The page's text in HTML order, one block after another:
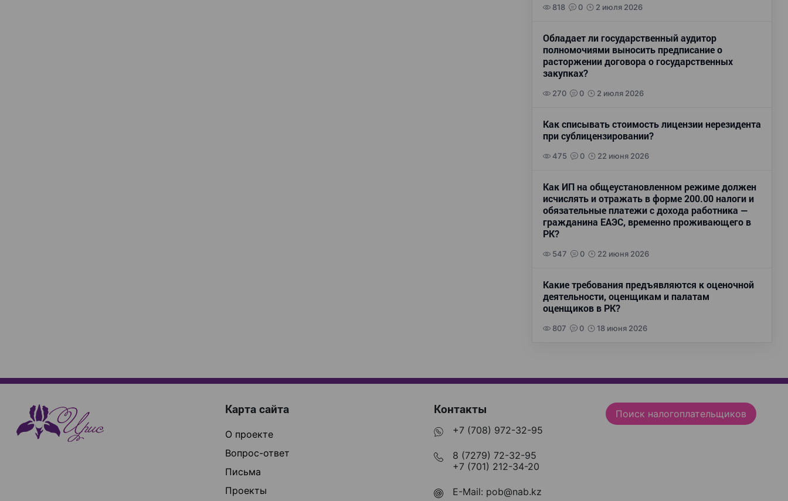
818 0 2 июля 2026
Обладает ли государственный аудитор
полномочиями выносить предписание о
расторжении договора о государственных
закупках?
270 0 2 июля 2026
Как списывать стоимость лицензии нерезидента
при сублицензировании?
475 0 22 июня 2026
Как ИП на общеустановленном режиме должен
исчислять и отражать в форме 200.00 налоги и
обязательные платежи с дохода работника —
гражданина ЕАЭС, временно проживающего в
РК?
547 0 22 июня 2026
Какие требования предъявляются к оценочной
деятельности, оценщикам и палатам
оценщиков в РК?
807 0 18 июня 2026
Карта сайта
О проекте
Вопрос-ответ
Письма
Проекты
Контакты
+7 (708) 972-32-95
8 (7279) 72-32-95
+7 (701) 212-34-20
E-Mail: pob@nab.kz
Поиск налогоплательщиков